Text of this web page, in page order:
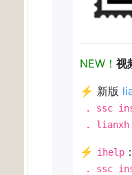
NEW！ 视
⚡ 新版
. ssc
. lianxh
⚡ ihelp
. ssc